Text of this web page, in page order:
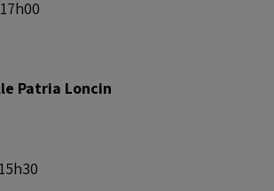
Patria Loncin